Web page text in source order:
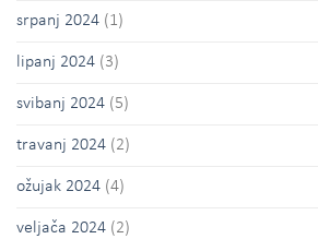
srpanj 2024 (1)
lipanj 2024 (3)
svibanj 2024 (5)
travanj 2024 (2)
ožujak 2024 (4)
veljača 2024 (2)